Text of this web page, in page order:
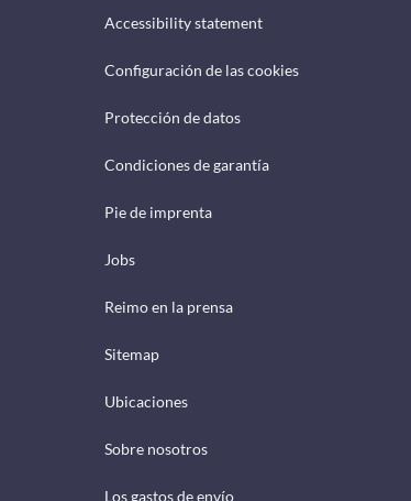
Accessibility statement
Configuración de las cookies
Protección de datos
Condiciones de garantía
Pie de imprenta
Jobs
Reimo en la prensa
Sitemap
Ubicaciones
Sobre nosotros
Los gastos de envío